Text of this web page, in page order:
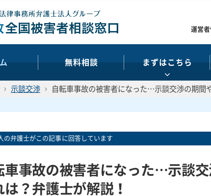
無料相談 まずはこちら
運営者
示談交渉 自転車事故の被害者になった…示談交渉の期間
の弁護士がこの記事に回答しています
車事故の被害者になった…示談
は？弁護士が解説！